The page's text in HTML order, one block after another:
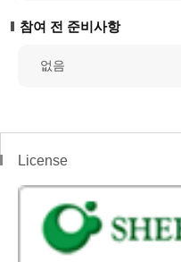
참여 전 준비사항
없음
License